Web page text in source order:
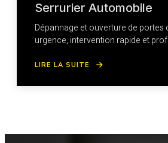
Serrurier Automobile
Dépannage et ouverture de portes
urgence, intervention rapide et
LIRE LA SUITE